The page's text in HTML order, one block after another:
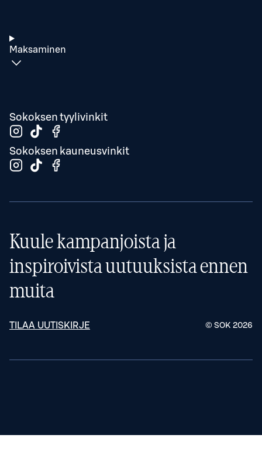
Maksaminen
Sokoksen tyylivinkit
Sokoksen kauneusvinkit
Kuule kampanjoista ja
inspiroivista uutuuksista ennen
muita
TILAA UUTISKIRJE © SOK 2026